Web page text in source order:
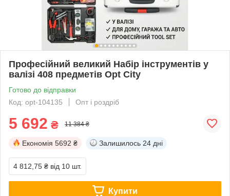
Професійний великий Набір інструментів у
валізі 408 предметів Opt City
Готово до відправки
Код: opt-104135
Опт і роздріб
5 692 ₴ 11 384 ₴
Економія 5692 ₴ Залишилось 24 дні
4 812,75 ₴ від 10 шт.
Купити